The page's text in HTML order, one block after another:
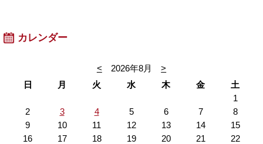
カレンダー
< 2026年8月
>
日
月 火 水 木 金
土
1
2
3 4 5 6 7
8
9
10 11 12 13 14
15
16
17 18 19 20 21
22